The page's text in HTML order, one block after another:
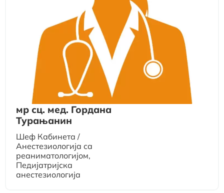
мр сц. мед. Гордана
Турањанин
Шеф Кабинета /
Анестезиологија са
реаниматологијом,
Педијатријска
анестезиологија